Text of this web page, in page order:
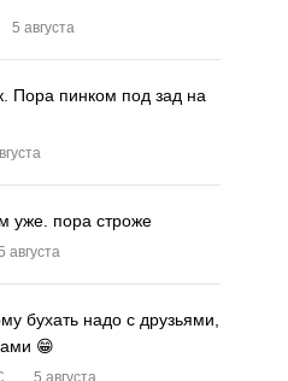
5 августа
Пора пинком под зад на
уже. пора строже
августа
бухать надо с друзьями,
😁
5 августа